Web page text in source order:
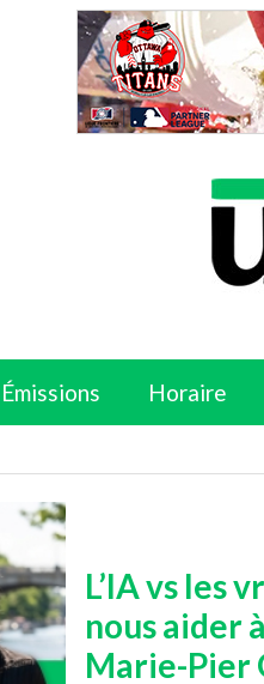
Émissions Horaire
L’IA vs les
nous aider
Marie-Pier